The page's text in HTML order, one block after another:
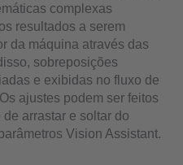
complexas
resultados a serem
da máquina através das
sobreposições
e exibidas no fluxo de
ajustes podem ser feitos
arrastar e soltar do
Vision Assistant.